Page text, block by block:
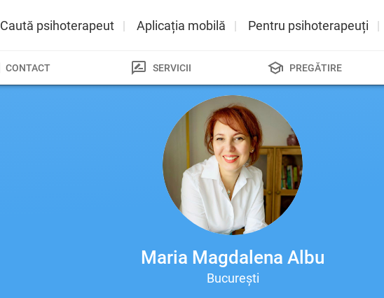
Caută psihoterapeut Aplicația mobilă Pentru psihoterapeuți
Maria Magdalena Albu
București
CONTACT SERVICII PREGĂTIRE